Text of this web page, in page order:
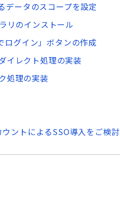
データのスコープを設定
リのインストール
ログイン」ボタンの作成
イレクト処理の実装
処理の実装
ントによるSSO導入をご検